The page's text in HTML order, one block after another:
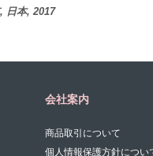
日本, 2017
会社案内
商品取引について
個人情報保護方針につい